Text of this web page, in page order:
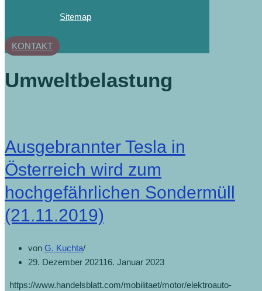
Sitemap
KONTAKT
Umweltbelastung
Ausgebrannter Tesla in
Österreich wird zum
hochgefährlichen Sondermüll
(21.11.2019)
von G. Kuchta
29. Dezember 202116. Januar 2023
https://www.handelsblatt.com/mobilitaet/motor/elektroauto-